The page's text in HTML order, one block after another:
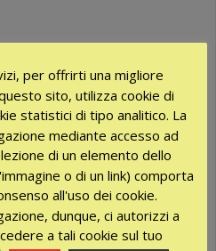
54° edizione della Fiera B2B del
i giorni 12-13-14 ottobre
le novità, offerte ed i
2018. Siamo presso il
131bis.
3, 2017
Comments
More
per offrirti una migliore
sito, utilizza cookie di
statistici di tipo analitico. La
mediante accesso ad
di un elemento dello
o di un link) comporta
all'uso dei cookie.
dunque, ci autorizzi a
a tali cookie sul tuo